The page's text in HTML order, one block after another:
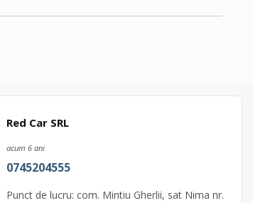
Red Car SRL
acum 6 ani
0745204555
Punct de lucru: com. Mintiu Gherlii, sat Nima nr.